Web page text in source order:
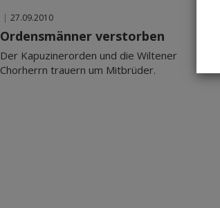
| 27.09.2010
Ordensmänner verstorben
Der Kapuzinerorden und die Wiltener
Chorherrn trauern um Mitbrüder.